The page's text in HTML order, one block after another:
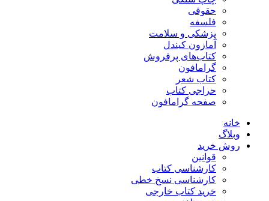
حقوقی
فلسفه
پزشکی و سلامت
آمازون کیندل
کتاب‌های پرفروش
گرامافون
کتاب شعر
حراجی کتاب
صفحه گرامافون
خانه
وبلاگ
روش خرید
قوانین
کارشناسی کتاب
کارشناسی نسخ خطی
خرید کتاب خارجی